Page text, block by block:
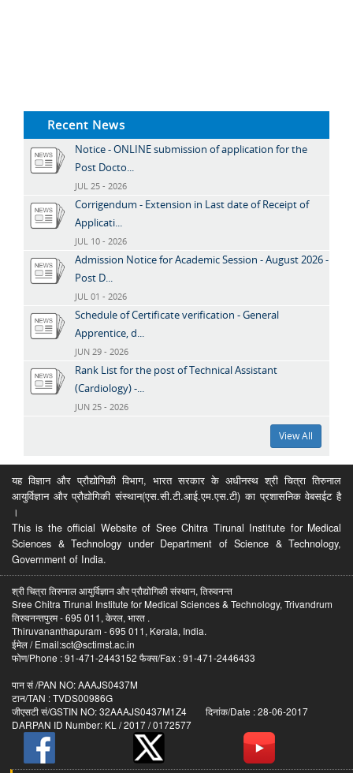
Recent News
Notice - ONLINE submission of application for the
Post Docto...
JUL 25 - 2026
Corrigendum - Extension in Last date of Receipt of
Applicati...
JUL 10 - 2026
Admission Notice for Academic Session - August 2026 -
Post D...
JUL 01 - 2026
Schedule of Certificate verification - General
Apprentice, d...
JUN 29 - 2026
Rank List for the post of Technical Assistant
(Cardiology) -...
JUN 25 - 2026
View All
यह विज्ञान और प्रौद्योगिकी विभाग, भारत सरकार के अधीनस्थ श्री चित्रा तिरुनाल
आयुर्विज्ञान और प्रौद्योगिकी संस्थान(एस.सी.टी.आई.एम.एस.टी) का प्रशासनिक वेबसईट है
।
This is the official Website of Sree Chitra Tirunal Institute for Medical
Sciences & Technology under Department of Science & Technology,
Government of India.
श्री चित्रा तिरुनाल आयुर्विज्ञान और प्रौद्योगिकी संस्थान, तिरुवनन्त
Sree Chitra Tirunal Institute for Medical Sciences & Technology, Trivandrum
तिरुवनन्तपुरम - 695 011, केरल, भारत .
Thiruvananthapuram - 695 011, Kerala, India.
ईमेल / Email:sct@sctimst.ac.in
फोण/Phone : 91-471-2443152 फैक्स/Fax : 91-471-2446433
पान सं /PAN NO: AAAJS0437M
टान/TAN : TVDS00986G
जीएसटी सं/GSTIN NO: 32AAAJS0437M1Z4 दिनांक/Date : 28-06-2017
DARPAN ID Number: KL / 2017 / 0172577